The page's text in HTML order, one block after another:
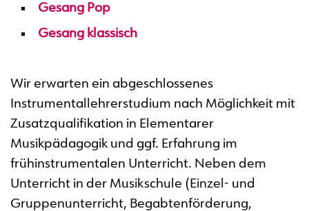
Gesang Pop
Gesang klassisch
Wir erwarten ein abgeschlossenes
Instrumentallehrerstudium nach Möglichkeit mit
Zusatzqualifikation in Elementarer
Musikpädagogik und ggf. Erfahrung im
frühinstrumentalen Unterricht. Neben dem
Unterricht in der Musikschule (Einzel- und
Gruppenunterricht, Begabtenförderung,